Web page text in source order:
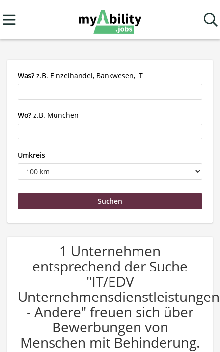
Was? z.B. Einzelhandel, Bankwesen, IT
Wo? z.B. München
Umkreis
1 Unternehmen
entsprechend der Suche
"IT/EDV
Unternehmensdienstleistungen
- Andere" freuen sich über
Bewerbungen von
Menschen mit Behinderung.